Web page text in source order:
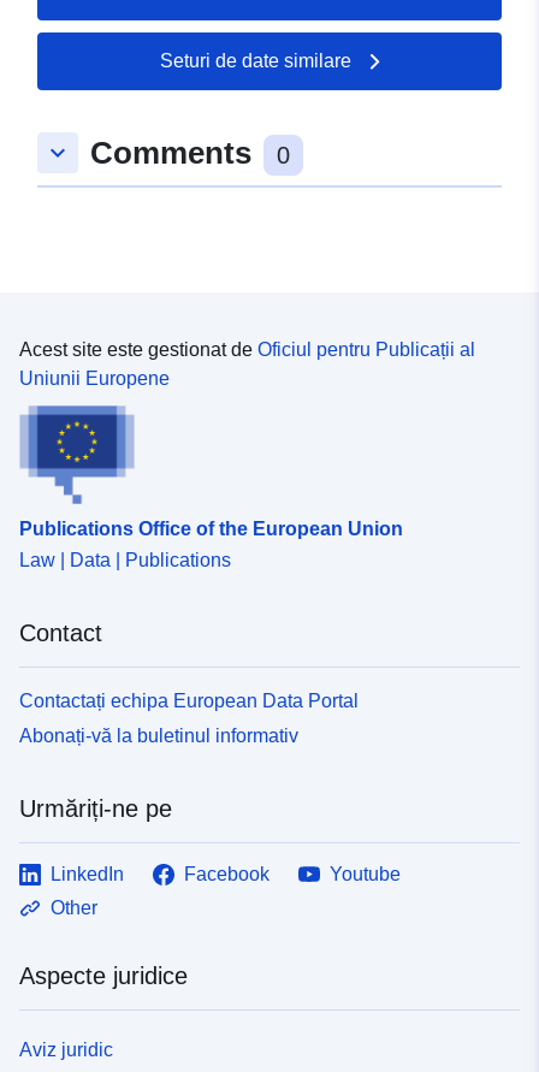
Seturi de date similare
keyboard_arrow_down Comments 0
Acest site este gestionat de Oficiul pentru Publicații al
Uniunii Europene
Publications Office of the European Union
Law | Data | Publications
Contact
Contactați echipa European Data Portal
Abonați-vă la buletinul informativ
Urmăriți-ne pe
LinkedIn Facebook
Youtube
Other
Aspecte juridice
Aviz juridic